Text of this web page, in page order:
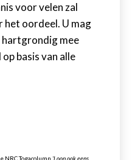
voor velen zal
het oordeel. U mag
hartgrondig mee
basis van alle
NRC Togacolumn 'Loop ook eens